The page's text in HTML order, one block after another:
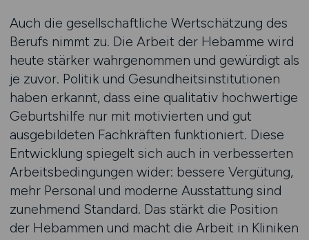
Auch die gesellschaftliche Wertschätzung des
Berufs nimmt zu. Die Arbeit der Hebamme wird
heute stärker wahrgenommen und gewürdigt als
je zuvor. Politik und Gesundheitsinstitutionen
haben erkannt, dass eine qualitativ hochwertige
Geburtshilfe nur mit motivierten und gut
ausgebildeten Fachkräften funktioniert. Diese
Entwicklung spiegelt sich auch in verbesserten
Arbeitsbedingungen wider: bessere Vergütung,
mehr Personal und moderne Ausstattung sind
zunehmend Standard. Das stärkt die Position
der Hebammen und macht die Arbeit in Kliniken